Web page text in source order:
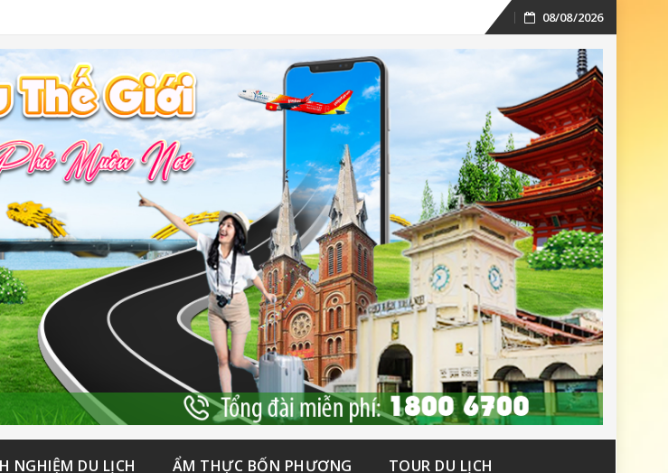
Skip
content
08/08/2026
NGHIỆM DU LỊCH ẨM THỰC BỐN PHƯƠNG TOUR DU LỊCH